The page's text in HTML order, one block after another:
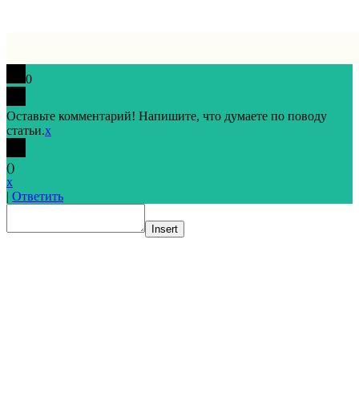
0
Оставьте комментарий! Напишите, что думаете по поводу
статьи.x
()
x
| Ответить
Insert